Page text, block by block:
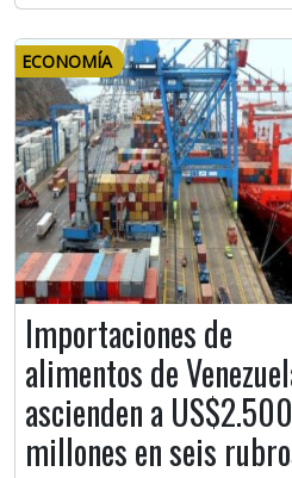
ECONOMÍA
Importaciones de
alimentos de
ascienden a US$2.500
millones en seis